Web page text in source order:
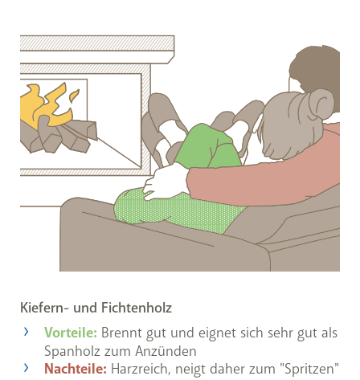
Kiefern- und Fichtenholz
Vorteile: Brennt gut und eignet sich sehr gut als
Spanholz zum Anzünden
Nachteile: Harzreich, neigt daher zum "Spritzen"